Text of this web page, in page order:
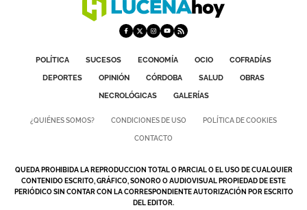
POLÍTICA SUCESOS ECONOMÍA OCIO
COFRADÍAS
DEPORTES
OPINIÓN CÓRDOBA SALUD
OBRAS
NECROLÓGICAS
GALERÍAS
¿QUIÉNES SOMOS? CONDICIONES DE USO POLÍTICA DE COOKIES
CONTACTO
QUEDA PROHIBIDA LA REPRODUCCION TOTAL O PARCIAL O EL USO DE CUALQUIER
CONTENIDO ESCRITO, GRÁFICO, SONORO O AUDIOVISUAL PROPIEDAD DE ESTE
PERIÓDICO SIN CONTAR CON LA CORRESPONDIENTE AUTORIZACIÓN POR ESCRITO
DEL EDITOR.